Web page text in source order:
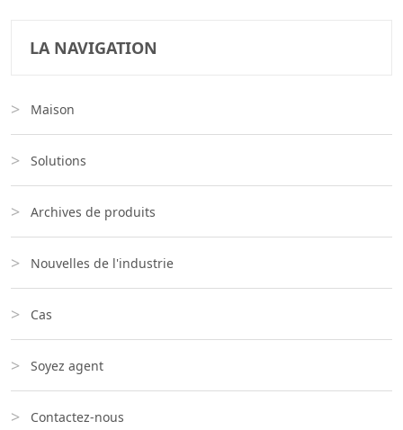
LA NAVIGATION
Maison
Solutions
Archives de produits
Nouvelles de l'industrie
Cas
Soyez agent
Contactez-nous